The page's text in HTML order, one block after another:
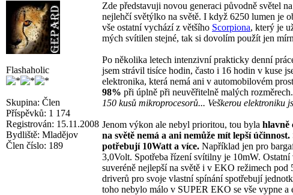
Flashaholic
Skupina: Člen
Příspěvků: 1 174
Registrován: 15.11.2008
Bydliště: Mladějov
Člen číslo: 189
Zde představuji novou generaci původně světel
nejlehčí světýlko na světě. I když 6250 lumen je
vše ostatní vychází z většího Scorpiona, který je
mých svítilen stejné, tak si dovolím použít jen
Po několika letech intenzivní prakticky denní
jsem strávil tisíce hodin, často i 16 hodin v kuse
elektronika, která nemá ani v automobilovém
98% při úplně při neuvěřitelně malých rozměrech.
150 kusů mikroprocesorů... Veškerou elektroniku
Jenom výkon ale nebyl prioritou, tou byla hlavně
na světě nemá a ani nemůže mít lepší účinnost.
potřebují 10Watt a více. Například jen pro
3,0Volt. Spotřeba řízení svítilny je 10mW.
suveréně nejlepší na světě i v EKO režimech
driverů pro svoje vlastní spínání spotřebují
toho nebylo málo v SUPER EKO se vše vypne